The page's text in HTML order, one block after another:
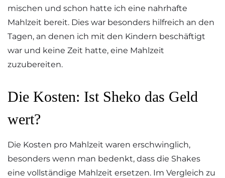
mischen und schon hatte ich eine nahrhafte
Mahlzeit bereit. Dies war besonders hilfreich an den
Tagen, an denen ich mit den Kindern beschäftigt
war und keine Zeit hatte, eine Mahlzeit
zuzubereiten.
Die Kosten: Ist Sheko das Geld
wert?
Die Kosten pro Mahlzeit waren erschwinglich,
besonders wenn man bedenkt, dass die Shakes
eine vollständige Mahlzeit ersetzen. Im Vergleich zu